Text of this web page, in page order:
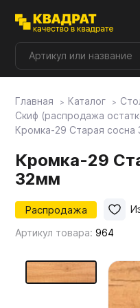
Плитные материалы
Мой ЭГГЕР
Фасады
Главная Каталог
Скиф (распродажа
Кромка-29 Старая сосна
Кромка-29
32мм
Распродажа
Артикул товара:964